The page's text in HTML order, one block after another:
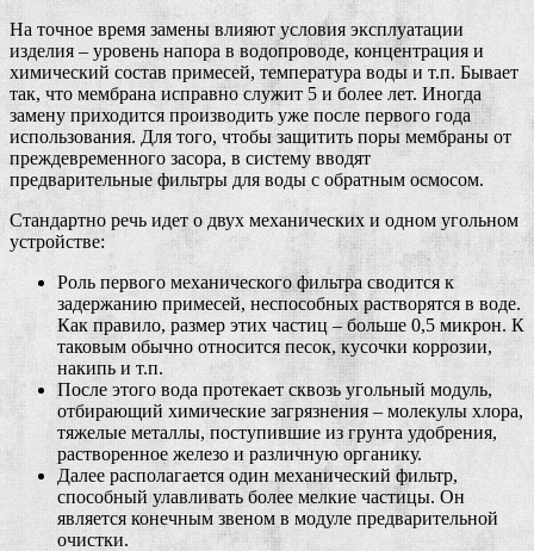
На точное время замены влияют условия эксплуатации
изделия – уровень напора в водопроводе, концентрация и
химический состав примесей, температура воды и т.п. Бывает
так, что мембрана исправно служит 5 и более лет. Иногда
замену приходится производить уже после первого года
использования. Для того, чтобы защитить поры мембраны от
преждевременного засора, в систему вводят
предварительные фильтры для воды с обратным осмосом.
Стандартно речь идет о двух механических и одном угольном
устройстве:
Роль первого механического фильтра сводится к
задержанию примесей, неспособных растворятся в воде.
Как правило, размер этих частиц – больше 0,5 микрон. К
таковым обычно относится песок, кусочки коррозии,
накипь и т.п.
После этого вода протекает сквозь угольный модуль,
отбирающий химические загрязнения – молекулы хлора,
тяжелые металлы, поступившие из грунта удобрения,
растворенное железо и различную органику.
Далее располагается один механический фильтр,
способный улавливать более мелкие частицы. Он
является конечным звеном в модуле предварительной
очистки.